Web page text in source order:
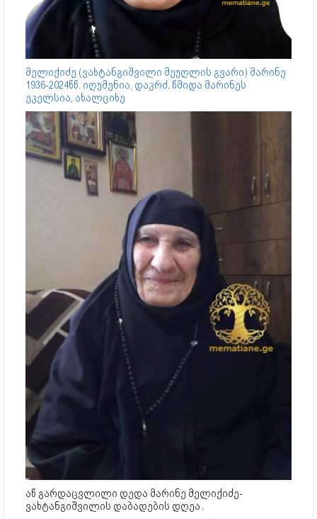
მელიქიძე (ვახტანგიშვილი მეუღლის გვარი) მარინე
1936-2024წწ. იღუმენია, დაკრძ. წმიდა მარინეს
ეკელსია, ახალციხე
აწ გარდაცვლილი დედა მარინე მელიქიძე-
ვახტანგიშვილის დაბადების დღეა .